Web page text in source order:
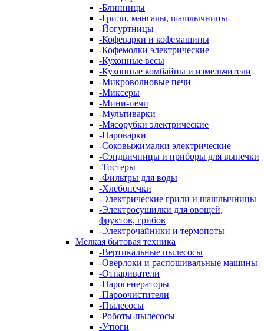
-Блинницы
-Грили, мангалы, шашлычницы
-Йогуртницы
-Кофеварки и кофемашины
-Кофемолки электрические
-Кухонные весы
-Кухонные комбайны и измельчители
-Микроволновые печи
-Миксеры
-Мини-печи
-Мультиварки
-Мясорубки электрические
-Пароварки
-Соковыжималки электрические
-Сэндвичницы и приборы для выпечки
-Тостеры
-Фильтры для воды
-Хлебопечки
-Электрические грили и шашлычницы
-Электросушилки для овощей,
фруктов, грибов
-Электрочайники и термопоты
Мелкая бытовая техника
-Вертикальные пылесосы
-Оверлоки и распошивальные машины
-Отпариватели
-Парогенераторы
-Пароочистители
-Пылесосы
-Роботы-пылесосы
-Утюги